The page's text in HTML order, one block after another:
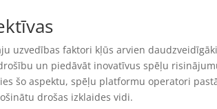
uzvedības faktori kļūs arvien
un piedāvāt inovatīvus spēļu
šo aspektu, spēļu platformu operatori
drošas izklaides vidi.